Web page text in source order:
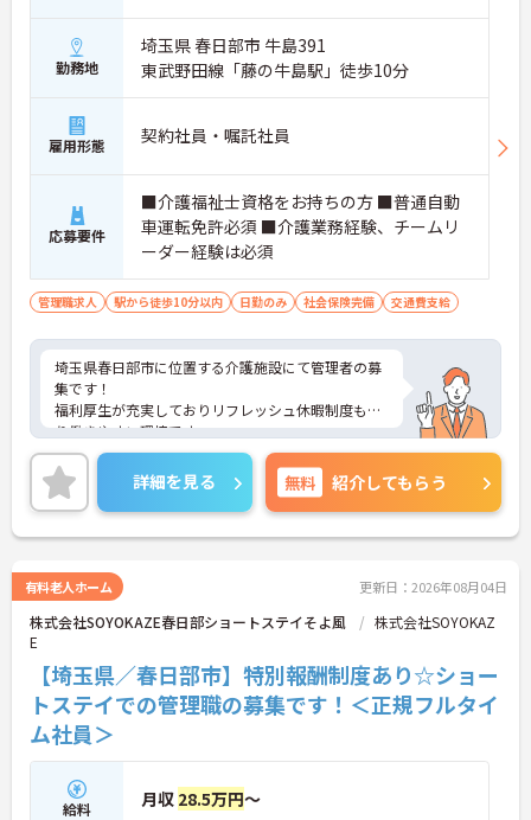
勤務地
埼玉県 春日部市 牛島391
東武野田線「藤の牛島駅」徒歩10分
雇用形態 契約社員・嘱託社員
応募要件
■介護福祉士資格をお持ちの方 ■普通自動
車運転免許必須 ■介護業務経験、チームリ
ーダー経験は必須
管理職求人 駅から徒歩10分以内 日勤のみ 社会保険完備 交通費支給
埼玉県春日部市に位置する介護施設にて管理者の募
集です！
福利厚生が充実しておりリフレッシュ休暇制度もあ
り働きやすい環境です。
ご興味ある方には、面接対策ポイントなど、さらに
詳細をお話しいたしますのでお気軽にご相談くださ
い！
詳細を見る 無料 紹介してもらう
有料老人ホーム 更新日：2026年08月04日
株式会社SOYOKAZE春日部ショートステイそよ風
株式会社SOYOKAZ
E
【埼玉県／春日部市】特別報酬制度あり☆ショー
トステイでの管理職の募集です！＜正規フルタイ
ム社員＞
給料 月収 28.5万円～